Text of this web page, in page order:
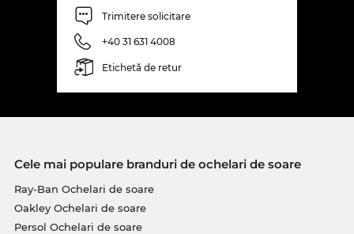
Trimitere solicitare
+40 31 631 4008
Etichetă de retur
Cele mai populare branduri de ochelari de soare
Ray-Ban Ochelari de soare
Oakley Ochelari de soare
Persol Ochelari de soare